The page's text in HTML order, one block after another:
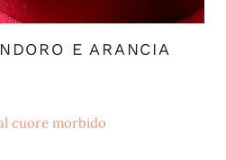
E ARANCIA